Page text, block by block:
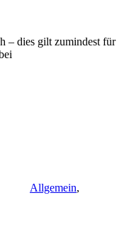
– dies gilt zumindest für
Allgemein,